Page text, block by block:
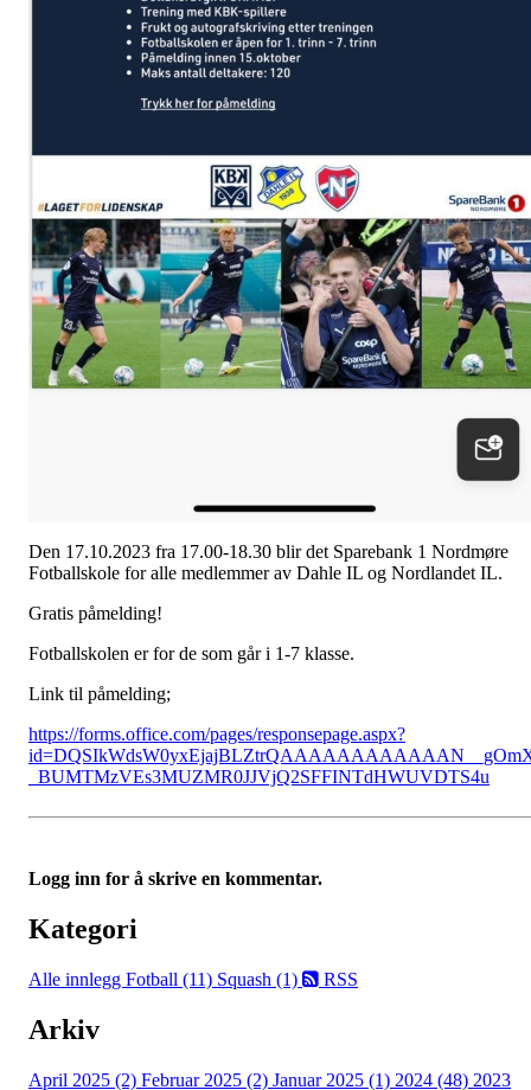
Den 17.10.2023 fra 17.00-18.30 blir det Sparebank 1 Nordmøre
Fotballskole for alle medlemmer av Dahle IL og Nordlandet IL.
Gratis påmelding!
Fotballskolen er for de som går i 1-7 klasse.
Link til påmelding;
https://forms.office.com/pages/responsepage.aspx?
_BUMTMzVEs3MUZMR0JJVjQ2SFFINTdHWUVDTS4u
Logg inn for å skrive en kommentar.
Kategori
Alle innlegg Fotball (11) Squash (1) RSS
Arkiv
April 2025 (2) Februar 2025 (2) Januar 2025 (1) 2024 (48) 2023